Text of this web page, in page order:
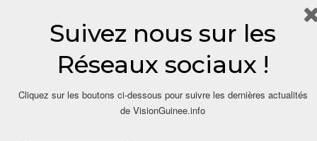
Suivez nous sur les
Réseaux sociaux !
Cliquez sur les boutons ci-dessous pour suivre les dernières actualités
de VisionGuinee.info